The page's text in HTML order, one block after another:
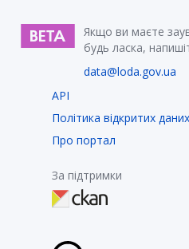
Якщо ви маєте
будь ласка,
data@loda.gov.ua
API
Політика відкритих даних
Про портал
За підтримки